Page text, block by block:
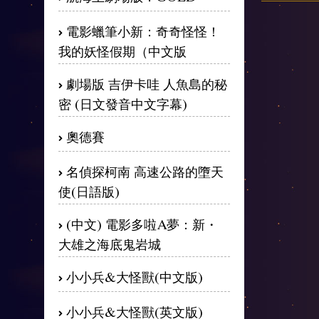
電影蠟筆小新：奇奇怪怪！
我的妖怪假期（中文版
劇場版 吉伊卡哇 人魚島的秘
密 (日文發音中文字幕)
奧德賽
名偵探柯南 高速公路的墮天
使(日語版)
(中文) 電影多啦A夢：新・
大雄之海底鬼岩城
小小兵&大怪獸(中文版)
小小兵&大怪獸(英文版)